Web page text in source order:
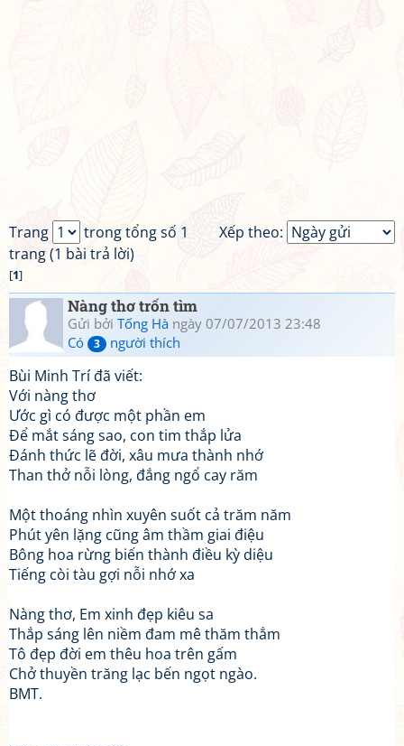
Xếp theo:
Trang
trong tổng số 1
trang (1 bài trả lời)
[1]
Nàng thơ trốn tìm
Gửi bởi Tống Hà ngày 07/07/2013 23:48
Có
3 người thích
Bùi Minh Trí đã viết:
Với nàng thơ
Ước gì có được một phần em
Để mắt sáng sao, con tim thắp lửa
Đánh thức lẽ đời, xâu mưa thành nhớ
Than thở nỗi lòng, đắng ngổ cay răm
Một thoáng nhìn xuyên suốt cả trăm năm
Phút yên lặng cũng âm thầm giai điệu
Bông hoa rừng biến thành điều kỳ diệu
Tiếng còi tàu gợi nỗi nhớ xa
Nàng thơ, Em xinh đẹp kiêu sa
Thắp sáng lên niềm đam mê thăm thẳm
Tô đẹp đời em thêu hoa trên gấm
Chở thuyền trăng lạc bến ngọt ngào.
BMT.